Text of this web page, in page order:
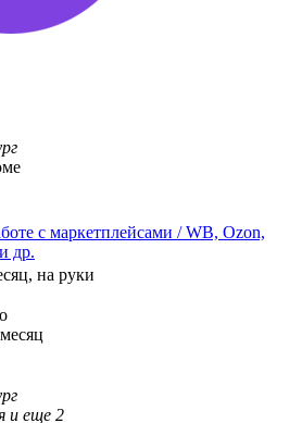
с маркетплейсами / WB, Ozon,
др.
на руки
и еще 2